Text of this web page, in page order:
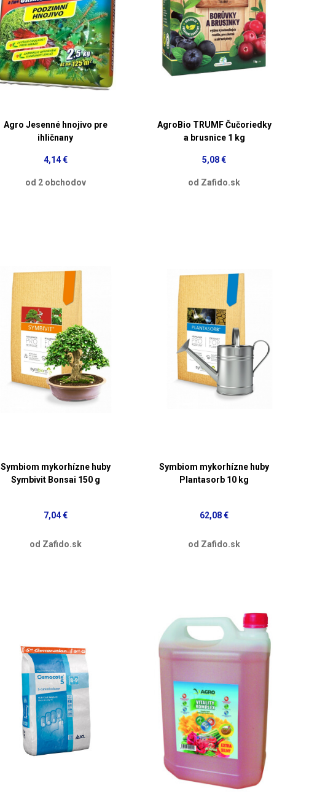
Agro Jesenné hnojivo pre
ihličnany
4,14 €
od 2 obchodov
AgroBio TRUMF Čučoriedky
a brusnice 1 kg
5,08 €
od Zafido.sk
Symbiom mykorhízne huby
Symbivit Bonsai 150 g
7,04 €
od Zafido.sk
Symbiom mykorhízne huby
Plantasorb 10 kg
62,08 €
od Zafido.sk